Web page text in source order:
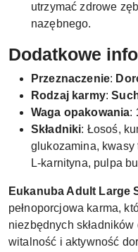
utrzymać zdrowe
nazębnego.
Dodatkowe
Przeznaczenie:
Rodzaj karmy:
Waga opakowania:
Składniki: Łosoś,
glukozamina, kwasy
L-karnityna, pulpa
Eukanuba Adult Large
pełnoporcjowa karma,
niezbędnych
witalność i aktywność